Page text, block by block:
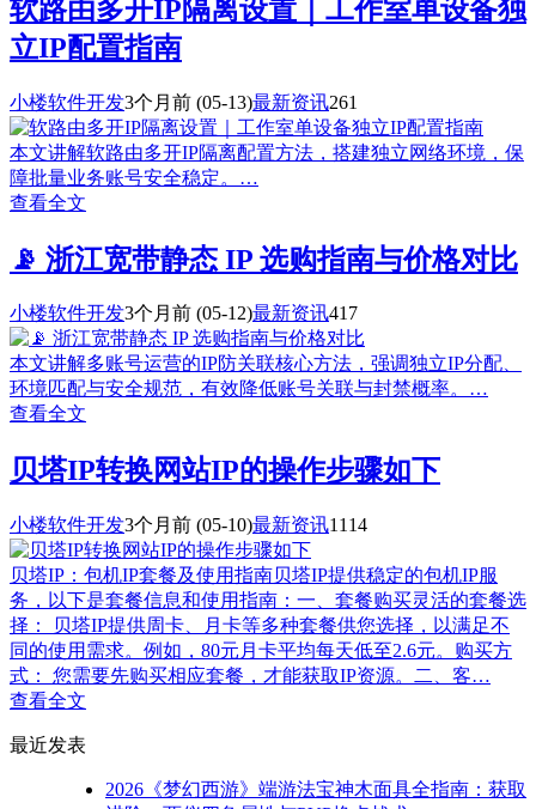
软路由多开IP隔离设置｜工作室单设备独
立IP配置指南
小楼软件开发3个月前 (05-13)最新资讯261
本文讲解软路由多开IP隔离配置方法，搭建独立网络环境，保
障批量业务账号安全稳定。…
查看全文
📡 浙江宽带静态 IP 选购指南与价格对比
小楼软件开发3个月前 (05-12)最新资讯417
本文讲解多账号运营的IP防关联核心方法，强调独立IP分配、
环境匹配与安全规范，有效降低账号关联与封禁概率。…
查看全文
贝塔IP转换网站IP的操作步骤如下
小楼软件开发3个月前 (05-10)最新资讯1114
贝塔IP：包机IP套餐及使用指南贝塔IP提供稳定的包机IP服
务，以下是套餐信息和使用指南：一、套餐购买灵活的套餐选
择： 贝塔IP提供周卡、月卡等多种套餐供您选择，以满足不
同的使用需求。例如，80元月卡平均每天低至2.6元。购买方
式： 您需要先购买相应套餐，才能获取IP资源。二、客…
查看全文
最近发表
2026《梦幻西游》端游法宝神木面具全指南：获取